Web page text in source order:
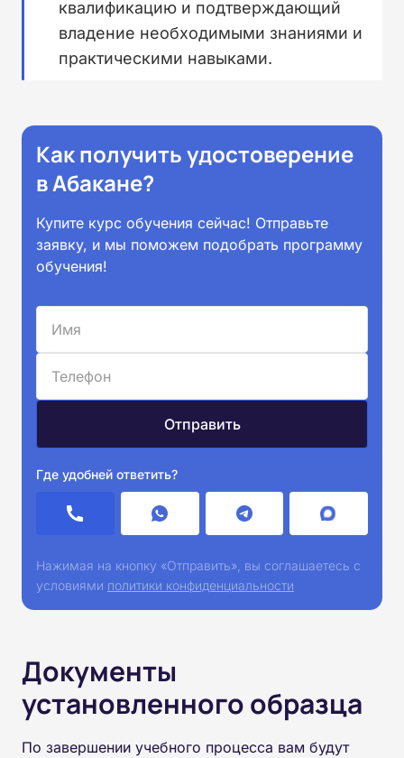
квалификацию и подтверждающий
владение необходимыми знаниями и
практическими навыками.
Как получить удостоверение
в Абакане?
Купите курс обучения сейчас! Отправьте
заявку, и мы поможем подобрать программу
обучения!
Где удобней ответить?
Нажимая на кнопку «Отправить», вы соглашаетесь с
условиями политики конфиденциальности
Документы
установленного образца
По завершении учебного процесса вам будут